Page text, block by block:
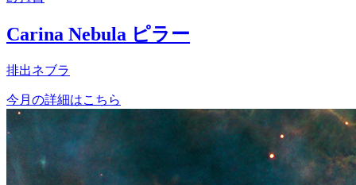
Carina Nebula ピラー
排出ネブラ
今月の詳細はこちら